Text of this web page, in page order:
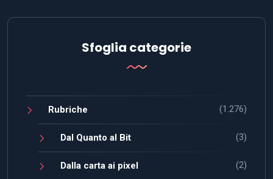
Sfoglia categorie
Rubriche (1.276)
Dal Quanto al Bit (3)
Dalla carta ai pixel (2)